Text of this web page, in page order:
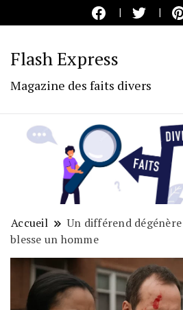
Flash Express
Magazine des faits divers
Accueil
Un différend
blesse un homme